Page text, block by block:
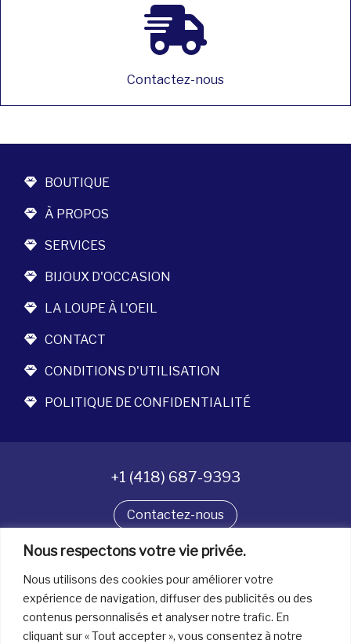
Nous respectons votre vie privée.
Nous utilisons des cookies pour améliorer votre
expérience de navigation, diffuser des publicités ou des
contenus personnalisés et analyser notre trafic. En
cliquant sur « Tout accepter », vous consentez à notre
Contactez-nous
BOUTIQUE
À PROPOS
SERVICES
BIJOUX D'OCCASION
LA LOUPE À L'OEIL
CONTACT
CONDITIONS D'UTILISATION
POLITIQUE DE CONFIDENTIALITÉ
+1 (418) 687-9393
Contactez-nous
Suivez-nous
Tous droits réservés. © La boîte à bijoux 2026